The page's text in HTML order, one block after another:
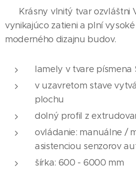
Krásny vlnitý tvar ozvláštni
vynikajúco zatieni a plní
moderného dizajnu budov.
lamely v tvare písmena
v uzavretom stave
plochu
dolný profil z
ovládanie: manuálne /
asistenciou senzorov
šírka: 600 - 6000 mm